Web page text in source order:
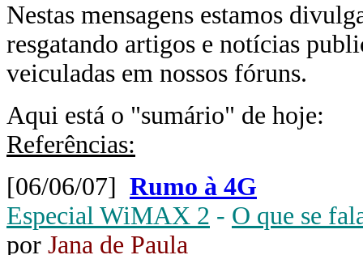
Nestas mensagens estamos
resgatando artigos e notícias
veiculadas em nossos fóruns.
Aqui está o "sumário" de hoje:
Referências:
[06/06/07] Rumo à 4G
Especial WiMAX 2 - O que se
por Jana de Paula